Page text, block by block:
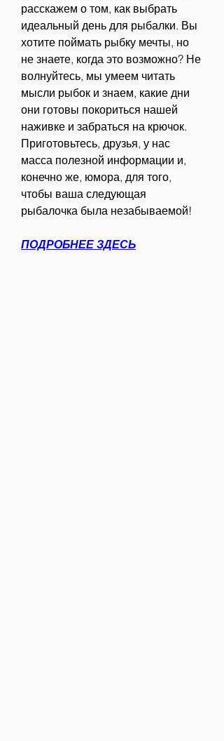
расскажем о том, как выбрать
идеальный день для рыбалки. Вы
хотите поймать рыбку мечты, но
не знаете, когда это возможно? Не
волнуйтесь, мы умеем читать
мысли рыбок и знаем, какие дни
они готовы покориться нашей
наживке и забраться на крючок.
Приготовьтесь, друзья, у нас
масса полезной информации и,
конечно же, юмора, для того,
чтобы ваша следующая
рыбалочка была незабываемой!
ПОДРОБНЕЕ ЗДЕСЬ